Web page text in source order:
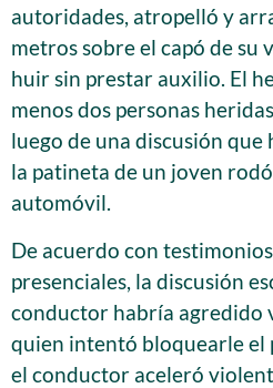
autoridades, atropelló y
metros sobre el capó de su
huir sin prestar auxilio. El
menos dos personas
luego de una discusión
la patineta de un joven
automóvil.
De acuerdo con
presenciales, la discusión
conductor habría agredido
quien intentó bloquearle el
el conductor aceleró